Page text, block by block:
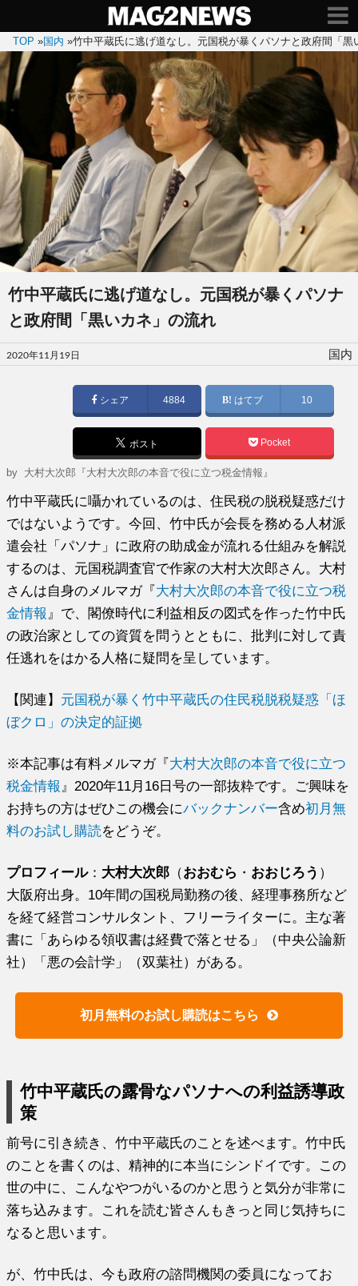
TOP »国内 »竹中平蔵氏に逃げ道なし。元国税が暴くパソナと政府間「黒
竹中平蔵氏に逃げ道なし。元国税が暴くパソナ
と政府間「黒いカネ」の流れ
投
稿
2020年11月19日 国内
シェア 4884 はてブ 10
ポスト Pocket
by 大村大次郎『大村大次郎の本音で役に立つ税金情報』
竹中平蔵氏に囁かれているのは、住民税の脱税疑惑だけ
ではないようです。今回、竹中氏が会長を務める人材派
遣会社「パソナ」に政府の助成金が流れる仕組みを解説
するのは、元国税調査官で作家の大村大次郎さん。大村
さんは自身のメルマガ『大村大次郎の本音で役に立つ税
金情報 』で、閣僚時代に利益相反の図式を作った竹中氏
の政治家としての資質を問うとともに、批判に対して責
任逃れをはかる人格に疑問を呈しています。
【関連】 元国税が暴く竹中平蔵氏の住民税脱税疑惑「ほ
ぼクロ」の決定的証拠
※本記事は有料メルマガ『大村大次郎の本音で役に立つ
税金情報 』2020年11月16日号の一部抜粋です。ご興味を
お持ちの方はぜひこの機会にバックナンバー含め初月無
料のお試し購読をどうぞ。
プロフィール： 大村大次郎 （おおむら ・ おおじろう ）
大阪府出身。10年間の国税局勤務の後、経理事務所など
を経て経営コンサルタント、フリーライターに。主な著
書に「あらゆる領収書は経費で落とせる」（中央公論新
社）「悪の会計学」（双葉社）がある。
初月無料のお試し購読はこちら
竹中平蔵氏の露骨なパソナへの利益誘導政
策
前号に引き続き、竹中平蔵氏のことを述べます。竹中氏
のことを書くのは、精神的に本当にシンドイです。この
世の中に、こんなやつがいるのかと思うと気分が非常に
落ち込みます。これを読む皆さんもきっと同じ気持ちに
なると思います。
が、竹中氏は、今も政府の諮問機関の委員になってお